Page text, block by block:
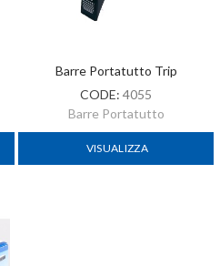
Barre Portatutto Trip
CODE: 4055
Barre Portatutto
VISUALIZZA